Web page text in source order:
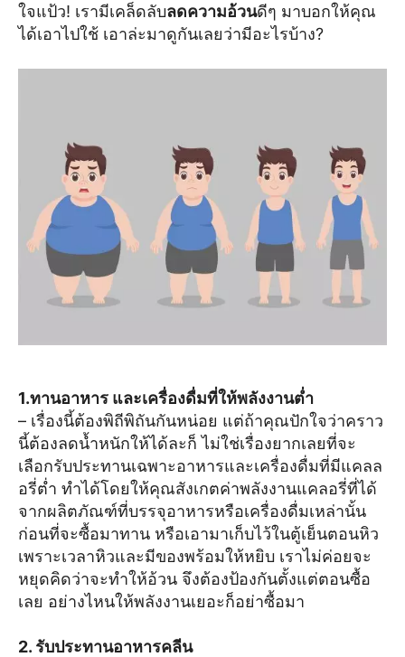
ใจแป้ว! เรามีเคล็ดลับลดความอ้วนดีๆ มาบอกให้คุณ
ได้เอาไปใช้ เอาล่ะมาดูกันเลยว่ามีอะไรบ้าง?
1.ทานอาหาร และเครื่องดื่มที่ให้พลังงานต่ำ
– เรื่องนี้ต้องพิถีพิถันกันหน่อย แต่ถ้าคุณปักใจว่าคราว
นี้ต้องลดน้ำหนักให้ได้ละก็ ไม่ใช่เรื่องยากเลยที่จะ
เลือกรับประทานเฉพาะอาหารและเครื่องดื่มที่มีแคลล
อรี่ต่ำ ทำได้โดยให้คุณสังเกตค่าพลังงานแคลอรี่ที่ได้
จากผลิตภัณฑ์ที่บรรจุอาหารหรือเครื่องดื่มเหล่านั้น
ก่อนที่จะซื้อมาทาน หรือเอามาเก็บไว้ในตู้เย็นตอนหิว
เพราะเวลาหิวและมีของพร้อมให้หยิบ เราไม่ค่อยจะ
หยุดคิดว่าจะทำให้อ้วน จึงต้องป้องกันตั้งแต่ตอนซื้อ
เลย อย่างไหนให้พลังงานเยอะก็อย่าซื้อมา
2. รับประทานอาหารคลีน